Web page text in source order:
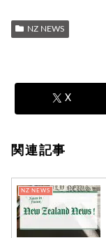
NZ NEWS
X
関連記事
NZ NEWS